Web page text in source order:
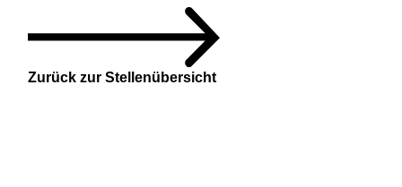
Zurück zur Stellenübersicht